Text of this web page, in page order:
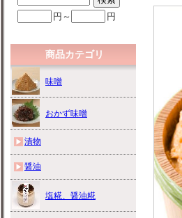
円～ 円
商品カテゴリ
味噌
おかず味噌
漬物
醤油
塩糀、醤油糀